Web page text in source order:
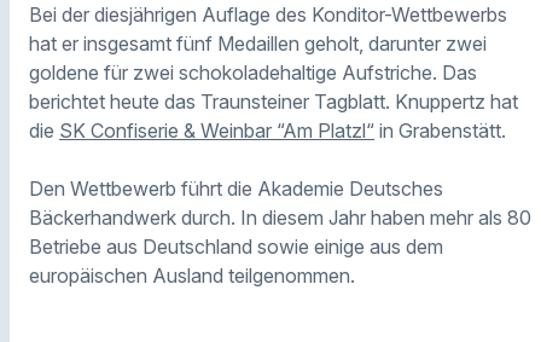
Bei der diesjährigen Auflage des Konditor-Wettbewerbs
hat er insgesamt fünf Medaillen geholt, darunter zwei
goldene für zwei schokoladehaltige Aufstriche. Das
berichtet heute das Traunsteiner Tagblatt. Knuppertz hat
die SK Confiserie & Weinbar “Am Platzl“ in Grabenstätt.
Den Wettbewerb führt die Akademie Deutsches
Bäckerhandwerk durch. In diesem Jahr haben mehr als 80
Betriebe aus Deutschland sowie einige aus dem
europäischen Ausland teilgenommen.